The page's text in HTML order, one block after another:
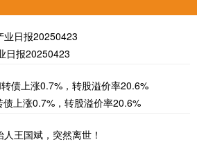
日报20250423
上涨0.7%，转股溢价率20.6%